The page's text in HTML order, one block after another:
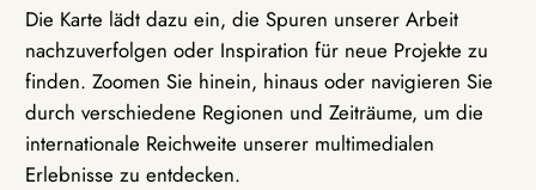
Die Karte lädt dazu ein, die Spuren unserer Arbeit
nachzuverfolgen oder Inspiration für neue Projekte zu
finden. Zoomen Sie hinein, hinaus oder navigieren Sie
durch verschiedene Regionen und Zeiträume, um die
internationale Reichweite unserer multimedialen
Erlebnisse zu entdecken.